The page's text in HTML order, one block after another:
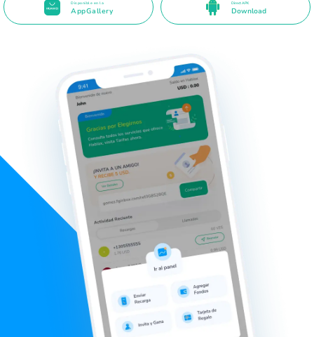
Disponible en la
AppGallery
Direct APK
Download